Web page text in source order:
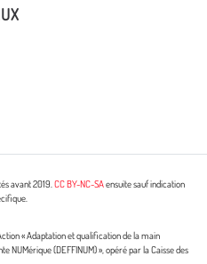
avant 2019. CC BY-NC-SAensuite sauf indication
« Adaptation et qualification de la main
NUMérique (DEFFINUM) », opéré par la Caisse des